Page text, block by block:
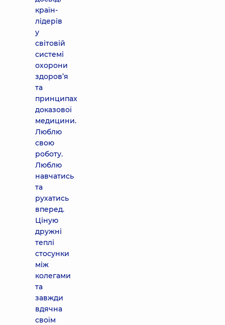
країн-
лідерів
у
світовій
системі
охорони
здоров’я
та
принципах
доказової
медицини.
Люблю
свою
роботу.
Люблю
навчатись
та
рухатись
вперед.
Ціную
дружні
теплі
стосунки
між
колегами
та
завжди
вдячна
своїм